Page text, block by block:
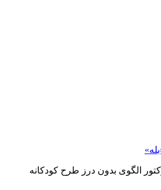
الگوی بدون درز طرح کودکانه